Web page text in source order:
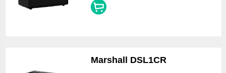
Marshall DSL1CR